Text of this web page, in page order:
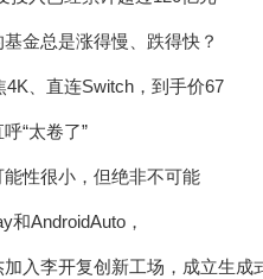
金总是涨得慢、跌得快？
、直连Switch，到手价67
“太卷了”
性很小，但绝非不可能
和AndroidAuto，
入李开复创新工场，成立生成